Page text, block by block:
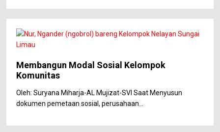
Membangun Modal Sosial Kelompok
Komunitas
Oleh: Suryana Miharja-AL Mujizat-SVI Saat Menyusun
dokumen pemetaan sosial, perusahaan...